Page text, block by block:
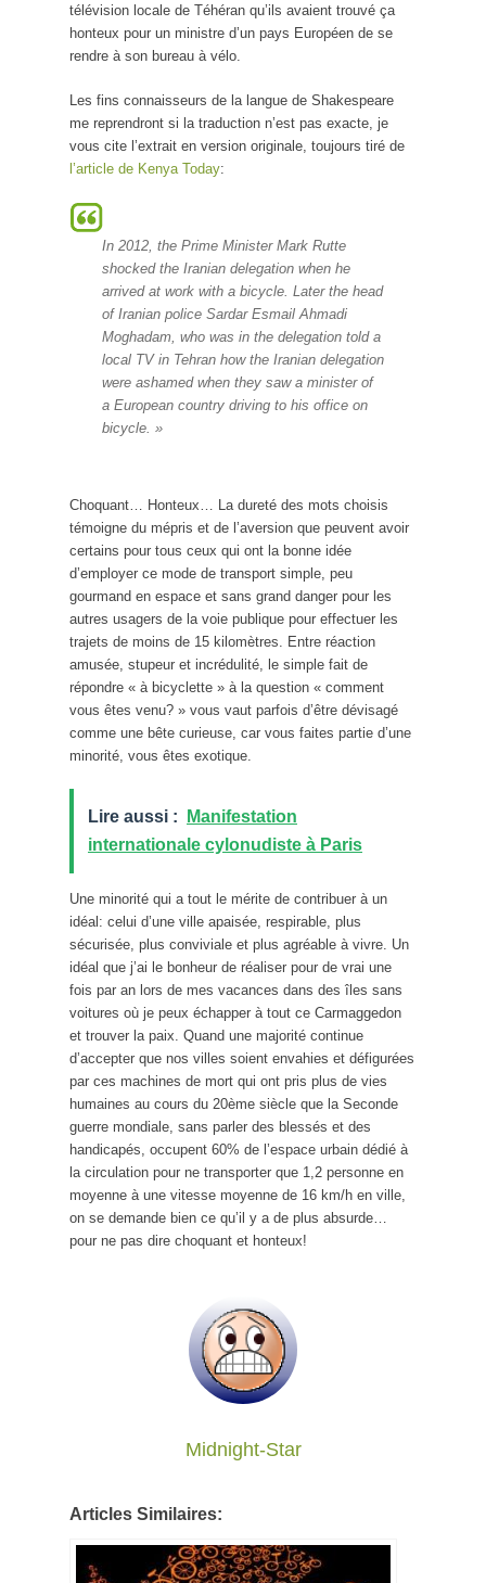
télévision locale de Téhéran qu’ils avaient trouvé ça
honteux pour un ministre d’un pays Européen de se
rendre à son bureau à vélo.
Les fins connaisseurs de la langue de Shakespeare
me reprendront si la traduction n’est pas exacte, je
vous cite l’extrait en version originale, toujours tiré de
l’article de Kenya Today:
In 2012, the Prime Minister Mark Rutte
shocked the Iranian delegation when he
arrived at work with a bicycle. Later the head
of Iranian police Sardar Esmail Ahmadi
Moghadam, who was in the delegation told a
local TV in Tehran how the Iranian delegation
were ashamed when they saw a minister of
a European country driving to his office on
bicycle. »
Choquant… Honteux… La dureté des mots choisis
témoigne du mépris et de l’aversion que peuvent avoir
certains pour tous ceux qui ont la bonne idée
d’employer ce mode de transport simple, peu
gourmand en espace et sans grand danger pour les
autres usagers de la voie publique pour effectuer les
trajets de moins de 15 kilomètres. Entre réaction
amusée, stupeur et incrédulité, le simple fait de
répondre « à bicyclette » à la question « comment
vous êtes venu? » vous vaut parfois d’être dévisagé
comme une bête curieuse, car vous faites partie d’une
minorité, vous êtes exotique.
Lire aussi :
Manifestation
internationale cylonudiste à Paris
Une minorité qui a tout le mérite de contribuer à un
idéal: celui d’une ville apaisée, respirable, plus
sécurisée, plus conviviale et plus agréable à vivre. Un
idéal que j’ai le bonheur de réaliser pour de vrai une
fois par an lors de mes vacances dans des îles sans
voitures où je peux échapper à tout ce Carmaggedon
et trouver la paix. Quand une majorité continue
d’accepter que nos villes soient envahies et défigurées
par ces machines de mort qui ont pris plus de vies
humaines au cours du 20ème siècle que la Seconde
guerre mondiale, sans parler des blessés et des
handicapés, occupent 60% de l’espace urbain dédié à
la circulation pour ne transporter que 1,2 personne en
moyenne à une vitesse moyenne de 16 km/h en ville,
on se demande bien ce qu’il y a de plus absurde…
pour ne pas dire choquant et honteux!
Midnight-Star
Articles Similaires: